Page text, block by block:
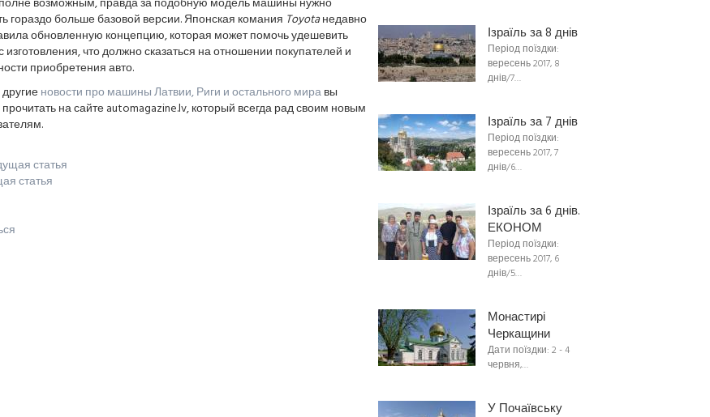
гораздо больше базовой версии. Японская комания Toyotaнедавно
обновленную концепцию, которая может помочь удешевить
изготовления, что должно сказаться на отношении покупателей и
приобретения авто.
новости про машины Латвии, Риги и остального миравы
на сайте automagazine.lv, который всегда рад своим новым
статья
статья
Ізраїль за 8 днів
Період поїздки:
вересень 2017, 8
днів/7…
Ізраїль за 7 днів
Період поїздки:
вересень 2017, 7
днів/6…
Ізраїль за 6 днів.
ЕКОНОМ
Період поїздки:
вересень 2017, 6
днів/5…
Монастирі
Черкащини
Дати поїздки: 2 - 4
червня,…
У Почаївську